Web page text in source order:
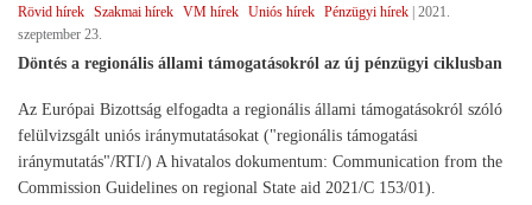
Rövid hírek Szakmai hírek VM hírek Uniós hírek Pénzügyi hírek 2021.
szeptember 23.
Döntés a regionális állami támogatásokról az új pénzügyi ciklusban
Az Európai Bizottság elfogadta a regionális állami támogatásokról szóló
felülvizsgált uniós iránymutatásokat ("regionális támogatási
iránymutatás"/RTI/) A hivatalos dokumentum: Communication from the
Commission Guidelines on regional State aid 2021/C 153/01).